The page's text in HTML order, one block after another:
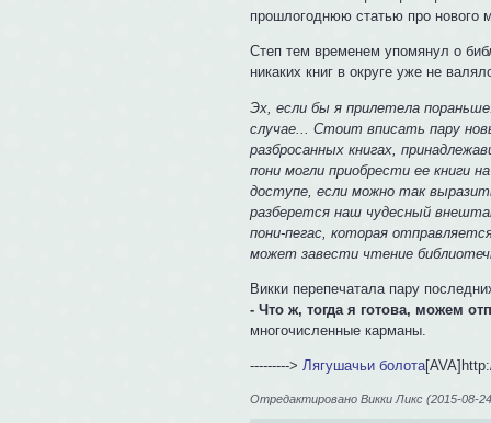
прошлогоднюю статью про нового
Степ тем временем упомянул о
никаких книг в округе уже не
Эх, если бы я прилетела
случае... Стоит вписать пару
разбросанных книгах,
пони могли приобрести ее книги
доступе, если можно так
разберется наш чудесный
пони-пегас, которая
может завести чтение
Викки перепечатала пару
- Что ж, тогда я готова, можем
многочисленные карманы.
---------> Лягушачьи болота
Отредактировано Викки Ликс (2015-08-